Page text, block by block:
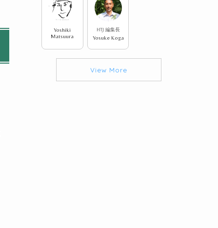
Yoshiki
Matsuura
HTJ 編集長
Yosuke Koga
View More